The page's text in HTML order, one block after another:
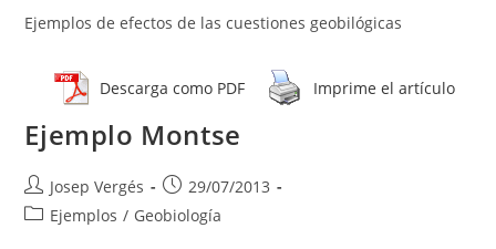
Ejemplos de efectos de las cuestiones geobilógicas
Descarga como PDF Imprime el artículo
Ejemplo Montse
Autor
de
Josep Vergés
Publicación
de
29/07/2013
Categoría
Ejemplos / Geobiología